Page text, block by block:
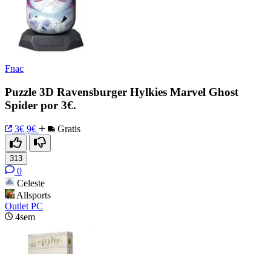
Fnac
Puzzle 3D Ravensburger Hylkies Marvel Ghost
Spider por 3€.
3€ 9€ Gratis
313
0
Celeste
Allsports
Outlet PC
4sem